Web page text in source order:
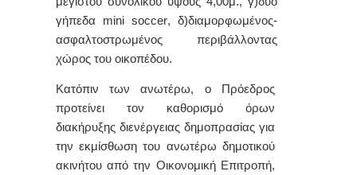
γήπεδα mini soccer, δ)διαμορφωμένος-
ασφαλτοστρωμένος περιβάλλοντας
χώρος του οικοπέδου.
Κατόπιν των ανωτέρω, ο Πρόεδρος
προτείνει τον καθορισμό όρων
διακήρυξης διενέργειας δημοπρασίας για
την εκμίσθωση του ανωτέρω δημοτικού
ακινήτου από την Οικονομική Επιτροπή,